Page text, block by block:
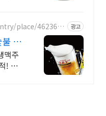
place/4623645
광고
구
맥주
! 아